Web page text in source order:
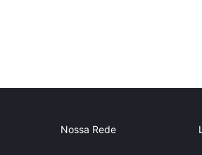
Nossa Rede